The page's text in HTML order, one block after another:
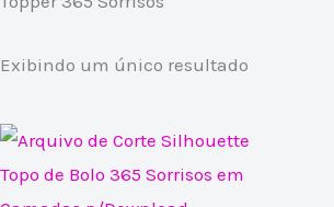
Exibindo um único resultado